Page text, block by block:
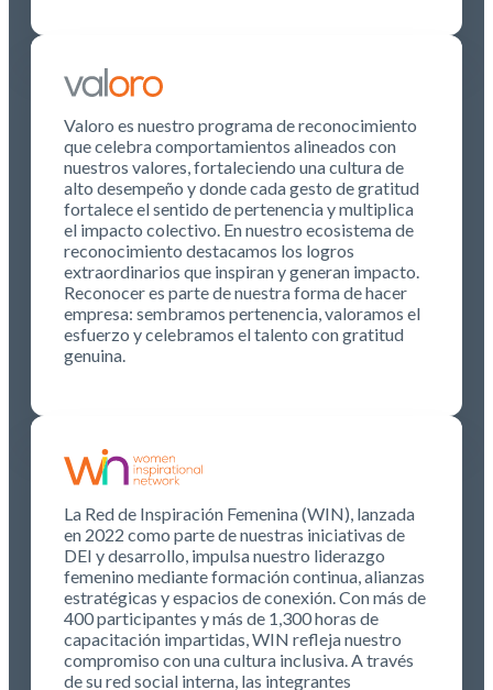
Valoro es nuestro programa de reconocimiento
que celebra comportamientos alineados con
nuestros valores, fortaleciendo una cultura de
alto desempeño y donde cada gesto de gratitud
fortalece el sentido de pertenencia y multiplica
el impacto colectivo. En nuestro ecosistema de
reconocimiento destacamos los logros
extraordinarios que inspiran y generan impacto.
Reconocer es parte de nuestra forma de hacer
empresa: sembramos pertenencia, valoramos el
esfuerzo y celebramos el talento con gratitud
genuina.
La Red de Inspiración Femenina (WIN), lanzada
en 2022 como parte de nuestras iniciativas de
DEI y desarrollo, impulsa nuestro liderazgo
femenino mediante formación continua, alianzas
estratégicas y espacios de conexión. Con más de
400 participantes y más de 1,300 horas de
capacitación impartidas, WIN refleja nuestro
compromiso con una cultura inclusiva. A través
de su red social interna, las integrantes